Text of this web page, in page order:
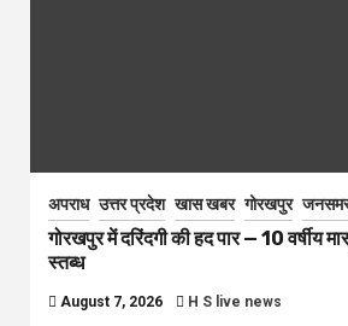
अपराध उत्तर प्रदेश खास खबर गोरखपुर
गोरखपुर में दरिंदगी की हद पार — 10 वर्षीय
स्तब्ध
August 7, 2026 H S live news